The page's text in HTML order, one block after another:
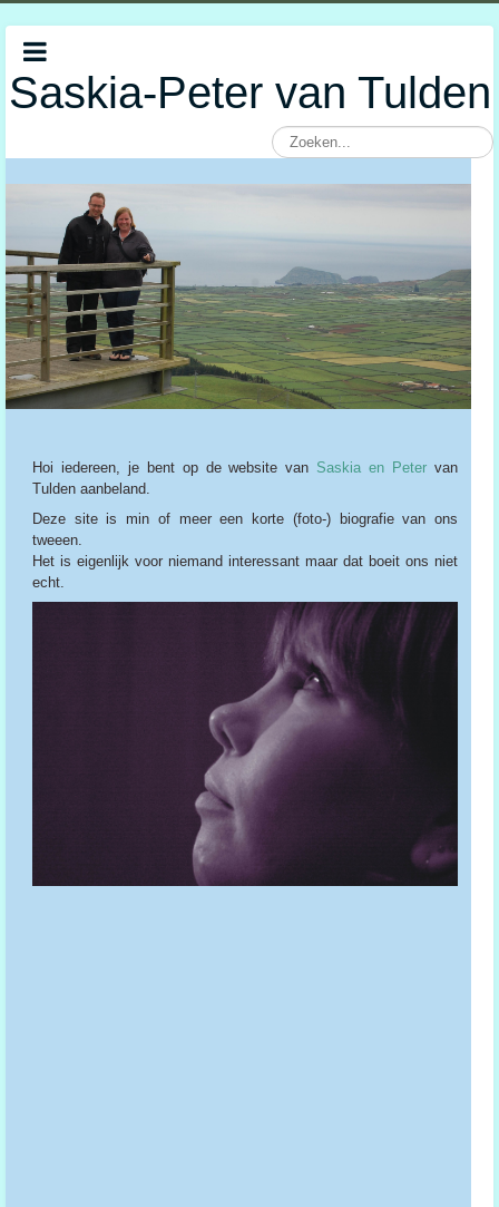
Saskia-Peter van Tulden
Hoi iedereen, je bent op de website van Saskia en Petervan
Tulden aanbeland.
Deze site is min of meer een korte (foto-) biografie van ons
tweeen.
Het is eigenlijk voor niemand interessant maar dat boeit ons niet
echt.